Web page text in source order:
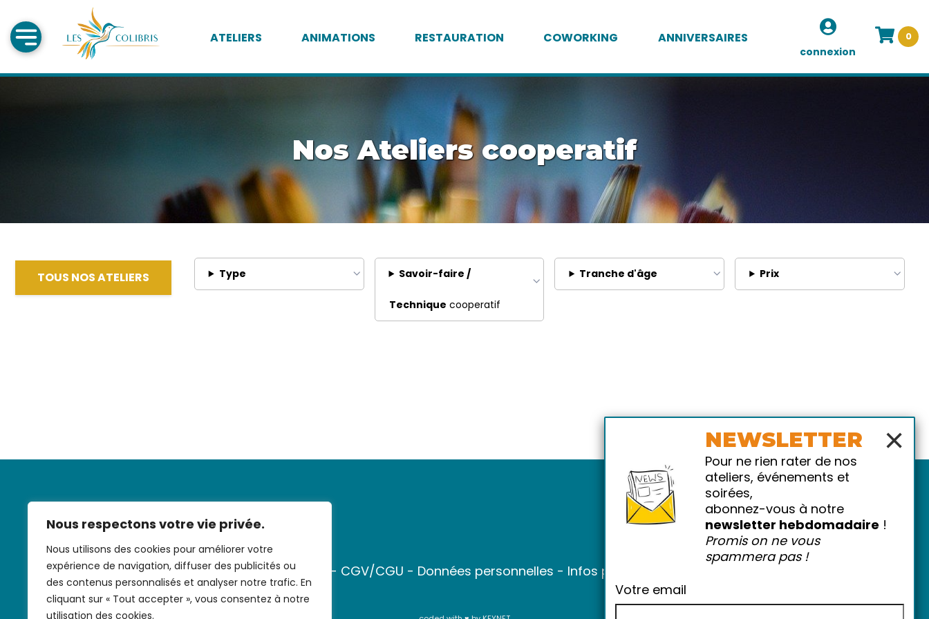
Nous respectons votre vie privée.
Nous utilisons des cookies pour améliorer votre
expérience de navigation, diffuser des publicités ou
des contenus personnalisés et analyser notre trafic. En
cliquant sur « Tout accepter », vous consentez à notre
utilisation des cookies.
ATELIERS ANIMATIONS RESTAURATION COWORKING ANNIVERSAIRES
connexion
0
Nos Ateliers cooperatif
TOUS NOS ATELIERS Type Savoir-faire /
Technique cooperatif
Tranche d'âge Prix
Nous contacter - CGV/CGU - Données personnelles - Infos pratiques
×
NEWSLETTER
Pour ne rien rater de nos
ateliers, événements et
soirées,
abonnez-vous à notre
newsletter hebdomadaire !
Promis on ne vous
spammera pas !
Votre email